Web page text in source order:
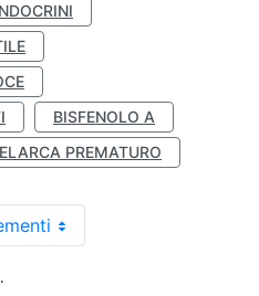
BISFENOLO A
PREMATURO